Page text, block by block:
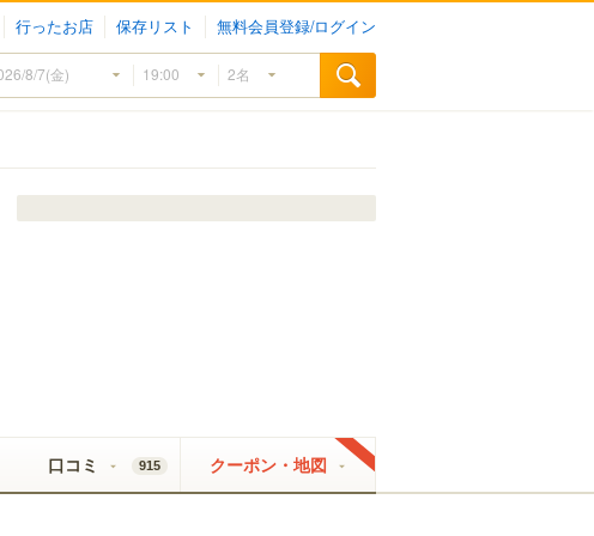
行ったお店 保存リスト 無料会員登録/ログイン
口コミ 915 クーポン・地図